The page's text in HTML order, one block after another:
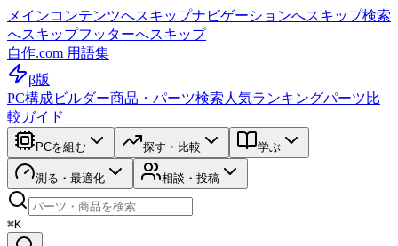
メインコンテンツへスキップナビゲーションへスキップ検索
へスキップフッターへスキップ
自作.com 用語集
β版
PC構成ビルダー商品・パーツ検索 人気ランキングパーツ比
較ガイド
PCを組む 探す・比較 学ぶ
測る・最適化 相談・投稿
⌘K